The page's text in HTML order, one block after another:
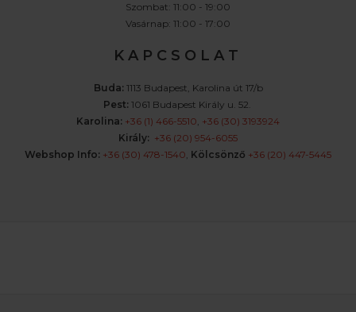
Szombat: 11:00 - 19:00
Vasárnap: 11:00 - 17:00
K A P C S O L A T
Buda: 1113 Budapest, Karolina út 17/b
Pest: 1061 Budapest Király u. 52.
Karolina: +36 (1) 466-5510, +36 (30) 3193924
Király: +36 (20) 954-6055
Webshop Info: +36 (30) 478-1540, Kölcsönző +36 (20) 447-5445